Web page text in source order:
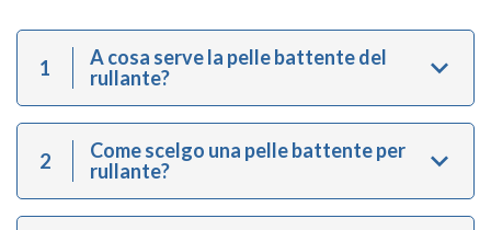
1
A cosa serve la pelle battente del
rullante?
2
Come scelgo una pelle battente per
rullante?